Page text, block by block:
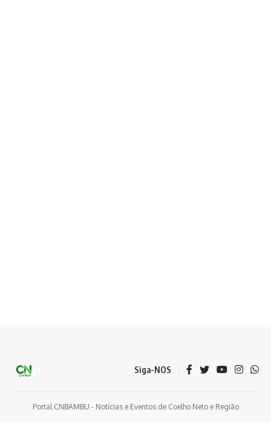
Siga-NOS
Portal CNBAMBU - Notícias e Eventos de Coelho Neto e Região